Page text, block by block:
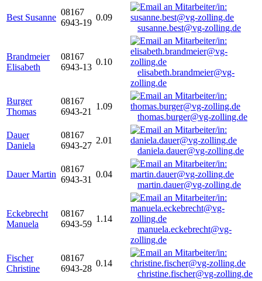
Best Susanne
08167
6943-19
0.09
susanne.best@vg-zolling.de
Brandmeier
Elisabeth
08167
6943-13
0.10
elisabeth.brandmeier@vg-
zolling.de
Burger
Thomas
08167
6943-21
1.09
thomas.burger@vg-zolling.de
Dauer
Daniela
08167
6943-27
2.01
daniela.dauer@vg-zolling.de
Dauer Martin
08167
6943-31
0.04
martin.dauer@vg-zolling.de
Eckebrecht
Manuela
08167
6943-59
1.14
manuela.eckebrecht@vg-
zolling.de
Fischer
Christine
08167
6943-28
0.14
christine.fischer@vg-zolling.de